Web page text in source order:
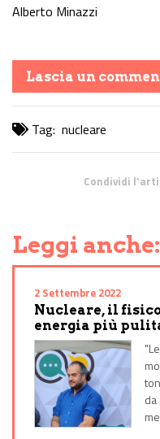
Alberto Minazzi
Lascia un
Tag: nucleare
Condividi
Leggi anche:
2 Settembre 2022
Nucleare, il fisico
energia più